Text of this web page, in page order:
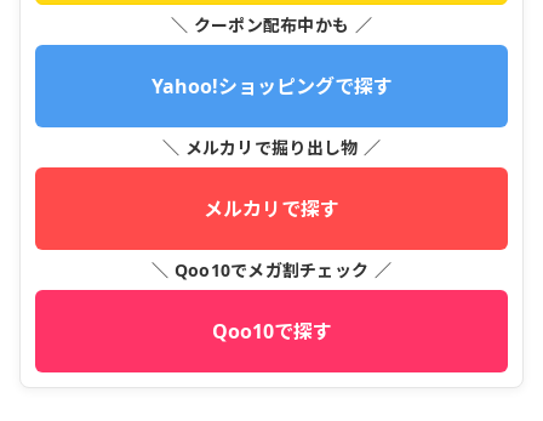
＼ クーポン配布中かも ／
Yahoo!ショッピングで探す
＼ メルカリで掘り出し物 ／
メルカリで探す
＼ Qoo10でメガ割チェック ／
Qoo10で探す